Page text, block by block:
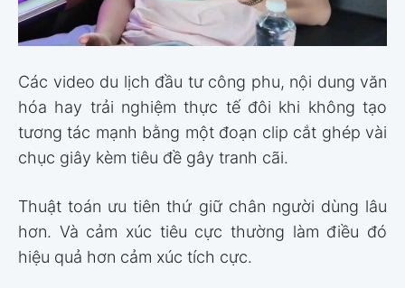
Các video du lịch đầu tư công phu, nội dung văn
hóa hay trải nghiệm thực tế đôi khi không tạo
tương tác mạnh bằng một đoạn clip cắt ghép vài
chục giây kèm tiêu đề gây tranh cãi.
Thuật toán ưu tiên thứ giữ chân người dùng lâu
hơn. Và cảm xúc tiêu cực thường làm điều đó
hiệu quả hơn cảm xúc tích cực.